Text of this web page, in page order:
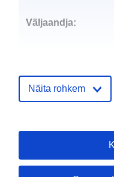
Väljaandja:
Kontaktpunktid:
Näita rohkem